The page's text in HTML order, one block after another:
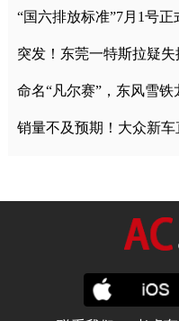
突发！东莞一特斯拉疑
命名“凡尔赛”，东风雪
销量不及预期！大众新车